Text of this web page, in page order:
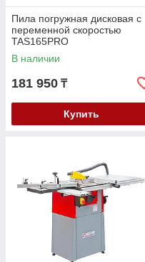
Пила погружная дисковая с
переменной скоростью
TAS165PRO
В наличии
181 950 ₸
Купить